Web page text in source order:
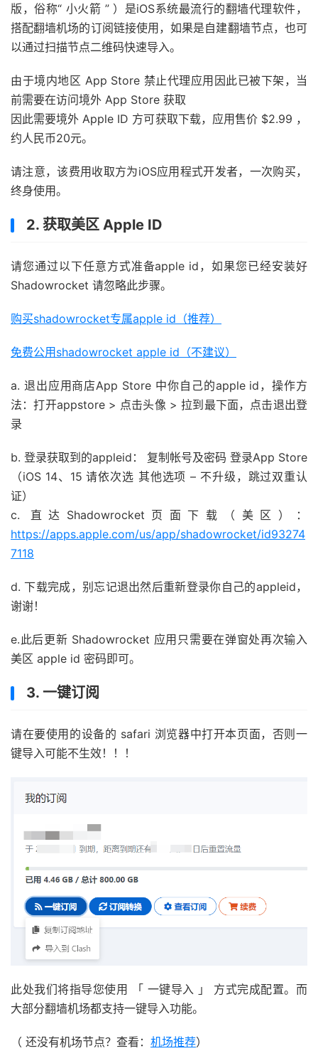
版，俗称“ 小火箭 ” ）是iOS系统最流行的翻墙代理软件，
搭配翻墙机场的订阅链接使用，如果是自建翻墙节点，也可
以通过扫描节点二维码快速导入。
由于境内地区 App Store 禁止代理应用因此已被下架，当
前需要在访问境外 App Store 获取
因此需要境外 Apple ID 方可获取下载，应用售价 $2.99 ，
约人民币20元。
请注意，该费用收取方为iOS应用程式开发者，一次购买，
终身使用。
2. 获取美区 Apple ID
请您通过以下任意方式准备apple id，如果您已经安装好
Shadowrocket 请忽略此步骤。
购买shadowrocket专属apple id（推荐）
免费公用shadowrocket apple id（不建议）
a. 退出应用商店App Store 中你自己的apple id，操作方
法：打开appstore > 点击头像 > 拉到最下面，点击退出登
录
b. 登录获取到的appleid： 复制帐号及密码 登录App Store
（iOS 14、15 请依次选 其他选项 – 不升级，跳过双重认
证）
c. 直达Shadowrocket页面下载（美区）：
https://apps.apple.com/us/app/shadowrocket/id93274
7118
d. 下载完成，别忘记退出然后重新登录你自己的appleid，
谢谢！
e.此后更新 Shadowrocket 应用只需要在弹窗处再次输入
美区 apple id 密码即可。
3. 一键订阅
请在要使用的设备的 safari 浏览器中打开本页面，否则一
键导入可能不生效！！！
此处我们将指导您使用 「 一键导入 」 方式完成配置。而
大部分翻墙机场都支持一键导入功能。
（ 还没有机场节点？查看： 机场推荐）